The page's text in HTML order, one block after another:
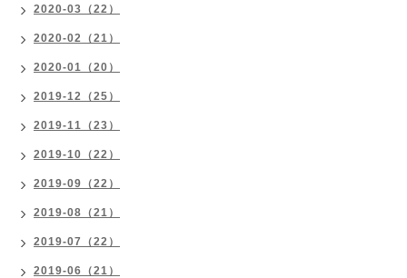
2020-03（22）
2020-02（21）
2020-01（20）
2019-12（25）
2019-11（23）
2019-10（22）
2019-09（22）
2019-08（21）
2019-07（22）
2019-06（21）